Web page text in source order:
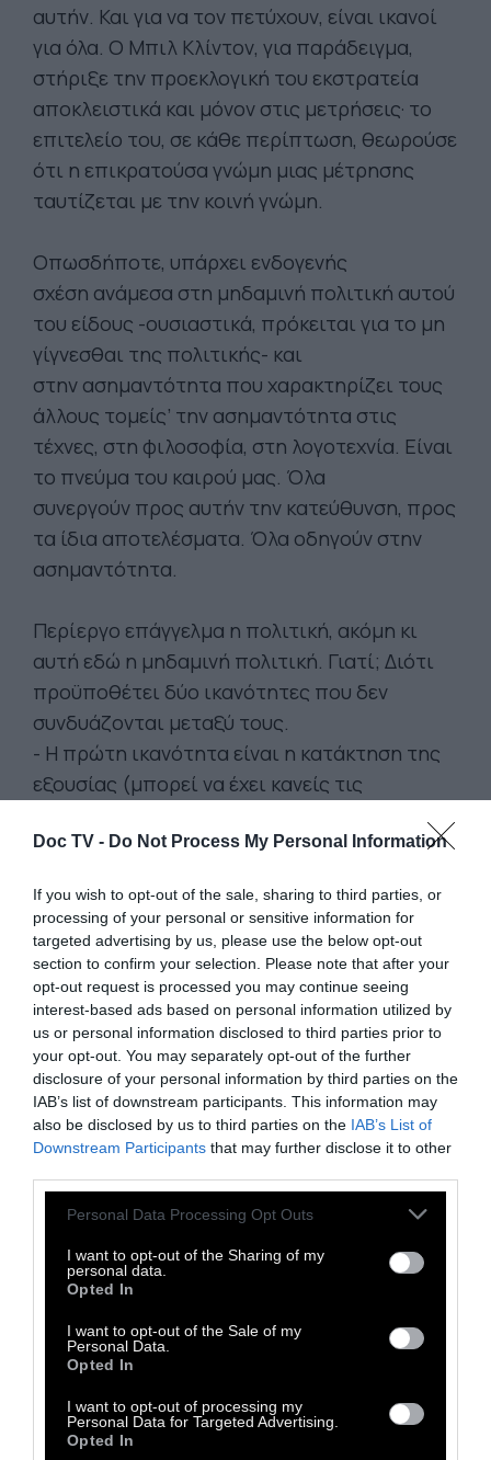
Doc TV - Do Not Process My Personal Information
If you wish to opt-out of the sale, sharing to third parties, or
processing of your personal or sensitive information for
targeted advertising by us, please use the below opt-out
section to confirm your selection. Please note that after your
opt-out request is processed you may continue seeing
interest-based ads based on personal information utilized by
us or personal information disclosed to third parties prior to
your opt-out. You may separately opt-out of the further
disclosure of your personal information by third parties on the
IAB’s list of downstream participants. This information may
also be disclosed by us to third parties on the IAB’s List of
Downstream Participants that may further disclose it to other
Personal Data Processing Opt Outs
I want to opt-out of the Sharing of my
personal data.
Opted In
I want to opt-out of the Sale of my
Personal Data.
Opted In
I want to opt-out of processing my
Personal Data for Targeted Advertising.
Opted In
αυτήν. Και για να τον πετύχουν, είναι ικανοί
για όλα. Ο Μπιλ Κλίντον, για παράδειγμα,
στήριξε την προεκλογική του εκστρατεία
αποκλειστικά και μόνον στις μετρήσεις· το
επιτελείο του, σε κάθε περίπτωση, θεωρούσε
ότι η επικρατούσα γνώμη μιας μέτρησης
ταυτίζεται με την κοινή γνώμη.
Οπωσδήποτε, υπάρχει ενδογενής
σχέση ανάμεσα στη μηδαμινή πολιτική αυτού
του είδους -ουσιαστικά, πρόκειται για το μη
γίγνεσθαι της πολιτικής- και
στην ασημαντότητα που χαρακτηρίζει τους
άλλους τομείς’ την ασημαντότητα στις
τέχνες, στη φιλοσοφία, στη λογοτεχνία. Είναι
το πνεύμα του καιρού μας. Όλα
συνεργούν προς αυτήν την κατεύθυνση, προς
τα ίδια αποτελέσματα. Όλα οδηγούν στην
ασημαντότητα.
Περίεργο επάγγελμα η πολιτική, ακόμη κι
αυτή εδώ η μηδαμινή πολιτική. Γιατί; Διότι
προϋποθέτει δύο ικανότητες που δεν
συνδυάζονται μεταξύ τους.
- Η πρώτη ικανότητα είναι η κατάκτηση της
εξουσίας (μπορεί να έχει κανείς τις
εάν δεν έχει κατακτήσει την εξουσία).
εξουσίας, να την αξιοποιήσει κανείς, δηλαδή
να κυβερνήσει.
Στις ψευδοδημοκρατίες
μας, η άνοδος στην εξουσία
προϋποθέτει να κολακεύει
κανείς την κοινή γνώμη ή να
έχει τηλεοπτική
φωτογένεια
Τίποτα όμως δεν εγγυάται ότι κάποιος που
είναι ικανός να κυβερνήσει, είναι επίσης
ικανός να ανέβει στην εξουσία. Στο
παρελθόν, στις απόλυτες μοναρχίες, η
άνοδος στην εξουσία προϋπέθετε να